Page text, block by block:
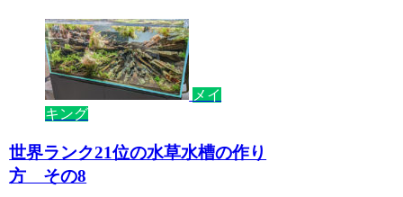
メイ
キング
世界ランク21位の水草水槽の作り
方 その8